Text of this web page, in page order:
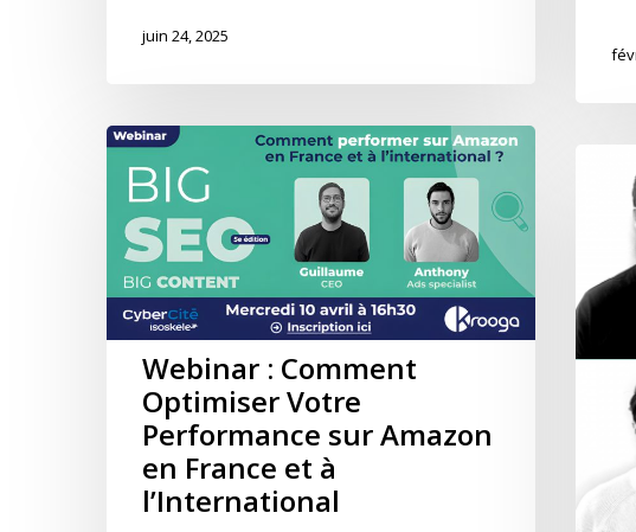
juin 24, 2025
Webinar : Comment
Optimiser Votre
Performance sur Amazon
en France et à
l’International